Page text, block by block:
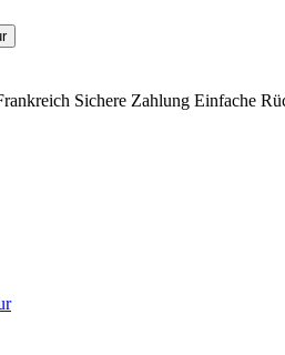
Sichere Zahlung Einfache